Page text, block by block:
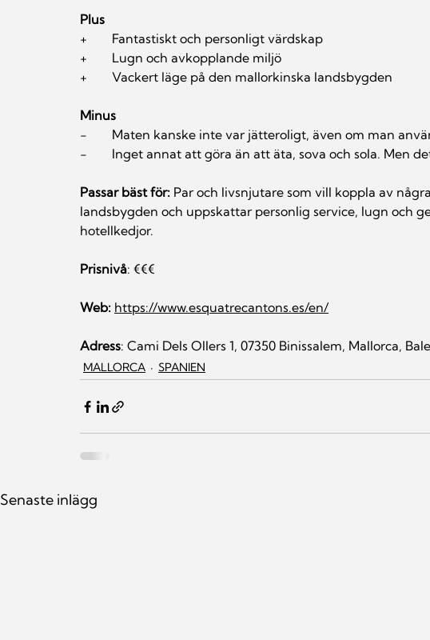
Plus
+	Fantastiskt och personligt värdskap
+	Lugn och avkopplande miljö
+	Vackert läge på den mallorkinska landsbygden
Minus
-	Maten kanske inte var jätteroligt, även om man
-	Inget annat att göra än att äta, sova och sola. Men
Passar bäst för: Par och livsnjutare som vill koppla av
landsbygden och uppskattar personlig service, lugn och
hotellkedjor.
Prisnivå: €€€
Web: https://www.esquatrecantons.es/en/
Adress: Cami Dels Ollers 1, 07350 Binissalem, Mallorca,
MALLORCA SPANIEN
Senaste inlägg